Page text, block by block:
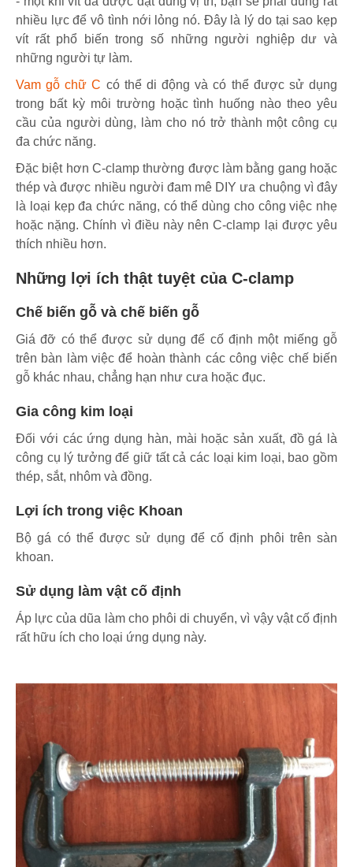
nhiều lực để vô tình nới lỏng nó. Đây là lý do tại sao kẹp
vít rất phổ biến trong số những người nghiệp dư và
những người tự làm.
Vam gỗ chữ C có thể di động và có thể được sử dụng
trong bất kỳ môi trường hoặc tình huống nào theo yêu
cầu của người dùng, làm cho nó trở thành một công cụ
đa chức năng.
Đặc biệt hơn C-clamp thường được làm bằng gang hoặc
thép và được nhiều người đam mê DIY ưa chuộng vì đây
là loại kẹp đa chức năng, có thể dùng cho công việc nhẹ
hoặc nặng. Chính vì điều này nên C-clamp lại được yêu
thích nhiều hơn.
Những lợi ích thật tuyệt của C-clamp
Chế biến gỗ và chế biến gỗ
Giá đỡ có thể được sử dụng để cố định một miếng gỗ
trên bàn làm việc để hoàn thành các công việc chế biến
gỗ khác nhau, chẳng hạn như cưa hoặc đục.
Gia công kim loại
Đối với các ứng dụng hàn, mài hoặc sản xuất, đồ gá là
công cụ lý tưởng để giữ tất cả các loại kim loại, bao gồm
thép, sắt, nhôm và đồng.
Lợi ích trong việc Khoan
Bộ gá có thể được sử dụng để cố định phôi trên sàn
khoan.
Sử dụng làm vật cố định
Áp lực của dũa làm cho phôi di chuyển, vì vậy vật cố định
rất hữu ích cho loại ứng dụng này.